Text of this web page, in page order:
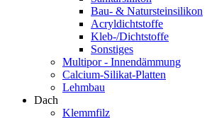
Bau- & Natursteinsilikon
Acryldichtstoffe
Kleb-/Dichtstoffe
Sonstiges
Multipor - Innendämmung
Calcium-Silikat-Platten
Lehmbau
Dach
Klemmfilz